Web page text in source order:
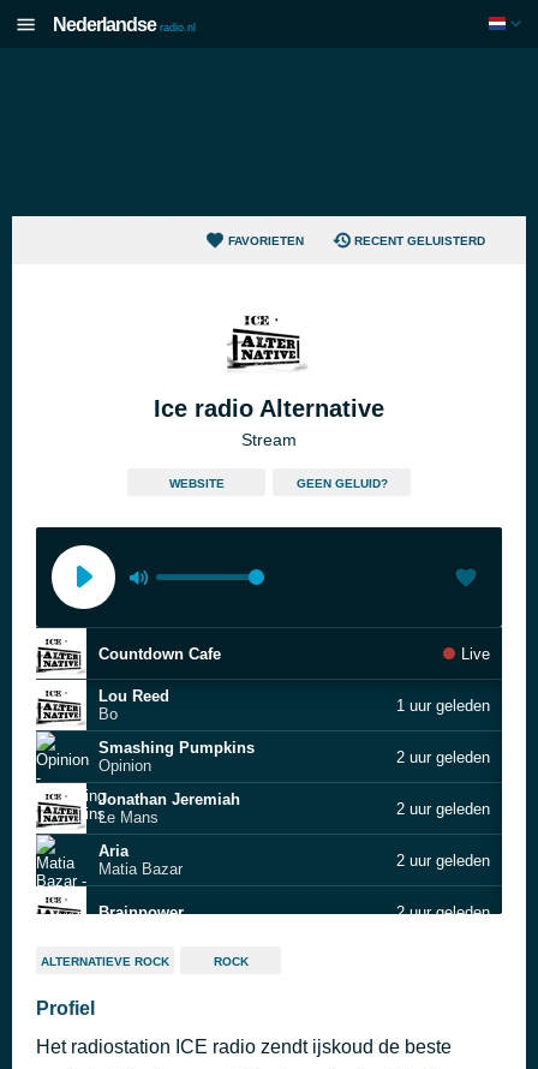
Nederlandse radio.nl
FAVORIETEN RECENT GELUISTERD
Ice radio Alternative
Stream
WEBSITE GEEN GELUID?
Countdown Cafe Live
Lou Reed
Bo
1 uur geleden
Smashing Pumpkins
Opinion
2 uur geleden
Jonathan Jeremiah
Le Mans
2 uur geleden
Aria
Matia Bazar
2 uur geleden
Brainpower 2 uur geleden
Marcus King
ALTERNATIEVE ROCK ROCK
Profiel
Het radiostation ICE radio zendt ijskoud de beste